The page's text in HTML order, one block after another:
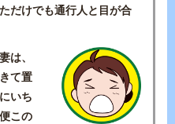
だけでも通行人と目が合
は、
て置
いち
この